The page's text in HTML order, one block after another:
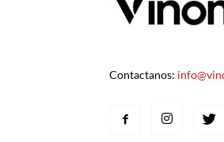
Contactanos: